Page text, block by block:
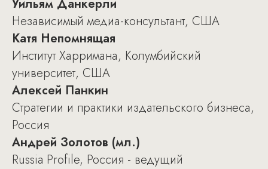
Уильям Данкерли
Независимый медиа-консультант, США
Катя Непомнящая
Институт Харримана, Колумбийский
университет, США
Алексей Панкин
Стратегии и практики издательского бизнеса,
Россия
Андрей Золотов (мл.)
Russia Profile, Россия - ведущий